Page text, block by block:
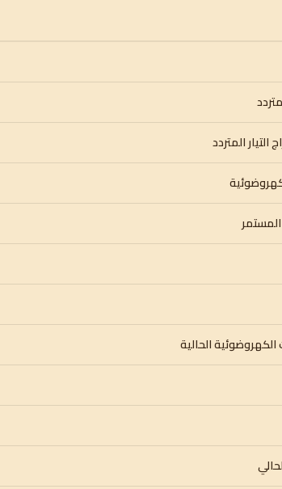
المتردد
الحالية